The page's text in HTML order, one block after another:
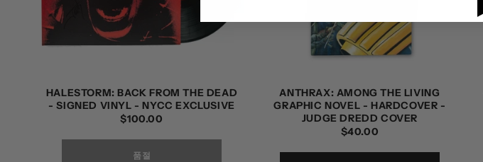
HALESTORM: BACK FROM THE DEAD
- SIGNED VINYL - NYCC EXCLUSIVE
정
$100.00
품절
ANTHRAX: AMONG THE LIVING
GRAPHIC NOVEL - HARDCOVER -
JUDGE DREDD COVER
정
$40.00